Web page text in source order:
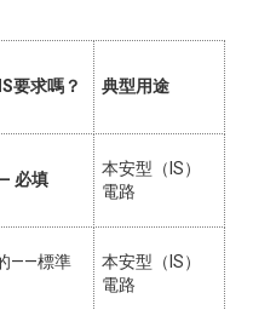
要求嗎？ 典型用途
必填
本安型（IS）
電路
——標準
本安型（IS）
電路